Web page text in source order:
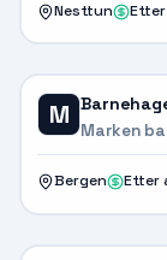
Nesttun
M
Marken
Bergen Etter